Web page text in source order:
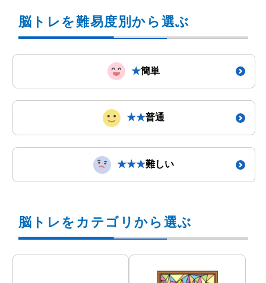
脳トレを難易度別から選ぶ
★簡単
★★普通
★★★難しい
脳トレをカテゴリから選ぶ